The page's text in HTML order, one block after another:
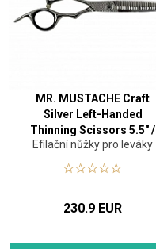
MR. MUSTACHE Craft
Silver Left-Handed
Thinning Scissors 5.5" /
6.0"
Efilační nůžky pro leváky
230.9 EUR